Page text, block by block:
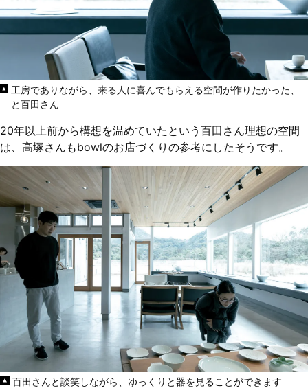
工房でありながら、来る人に喜んでもらえる空間が作りたかった、
と百田さん
20年以上前から構想を温めていたという百田さん理想の空間
は、高塚さんもbowlのお店づくりの参考にしたそうです。
百田さんと談笑しながら、ゆっくりと器を見ることができます